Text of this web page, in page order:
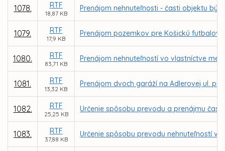
1078. RTF
18,87 KB
Prenájom nehnuteľnosti - časti objektu
1079. RTF
17,9 KB
Prenájom pozemkov pre Košickú
1080. RTF
83,71 KB
Prenájom nehnuteľností vo vlastníctve
1081. RTF
13,32 KB
Prenájom dvoch garáží na Adlerovej ul.
1082. RTF
25,25 KB
Určenie spôsobu prevodu a prenájmu
1083. RTF
37,88 KB
Určenie spôsobu prevodu nehnuteľností v